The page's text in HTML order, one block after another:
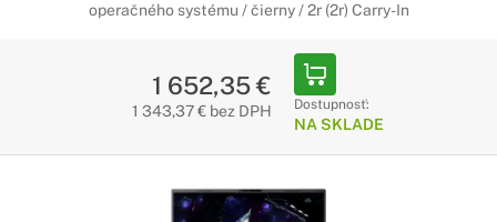
operačného systému / čierny / 2r (2r) Carry-In
1 652,35 €
1 343,37 € bez DPH Dostupnosť:
NA SKLADE